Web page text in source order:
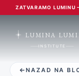
ZATVARAMO LUMINU
LUMINA
INSTITUTE
NAZAD NA